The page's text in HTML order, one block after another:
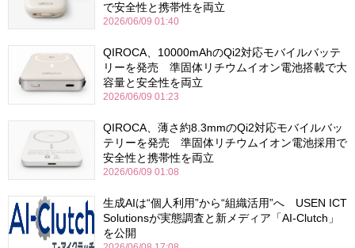
で安全性と携帯性を両立
2026/06/09 01:40
QIROCA、10000mAhのQi2対応モバイルバッテ
リーを発売 準固体リチウムイオン電池搭載で大
容量と安全性を両立
2026/06/09 01:23
QIROCA、薄さ約8.3mmのQi2対応モバイルバッ
テリーを発売 準固体リチウムイオン電池採用で
安全性と携帯性を両立
2026/06/09 01:08
生成AIは“個人利用”から“組織活用”へ USEN ICT
Solutionsが実態調査と新メディア「AI-Clutch」
を公開